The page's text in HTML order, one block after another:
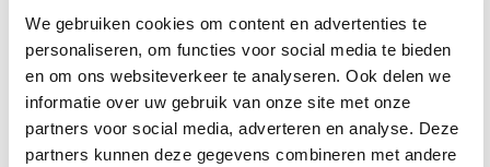
We gebruiken cookies om content en advertenties te
personaliseren, om functies voor social media te bieden
en om ons websiteverkeer te analyseren. Ook delen we
informatie over uw gebruik van onze site met onze
partners voor social media, adverteren en analyse. Deze
partners kunnen deze gegevens combineren met andere
verzendkosten
verzendkosten